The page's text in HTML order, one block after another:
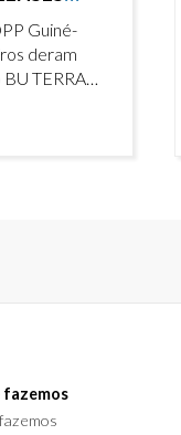
Guiné-
deram
TERRA
fazemos